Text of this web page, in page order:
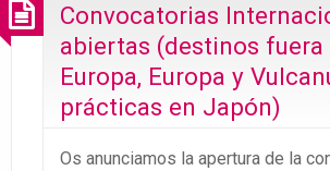
Convocatorias
abiertas (destinos fuera
Europa, Europa y
prácticas en Japón)
Os anunciamos la apertura de la